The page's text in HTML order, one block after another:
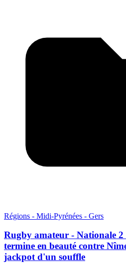
Régions - Midi-Pyrénées - Gers
Rugby amateur - Nationale
termine en beauté contre
jackpot d'un souffle